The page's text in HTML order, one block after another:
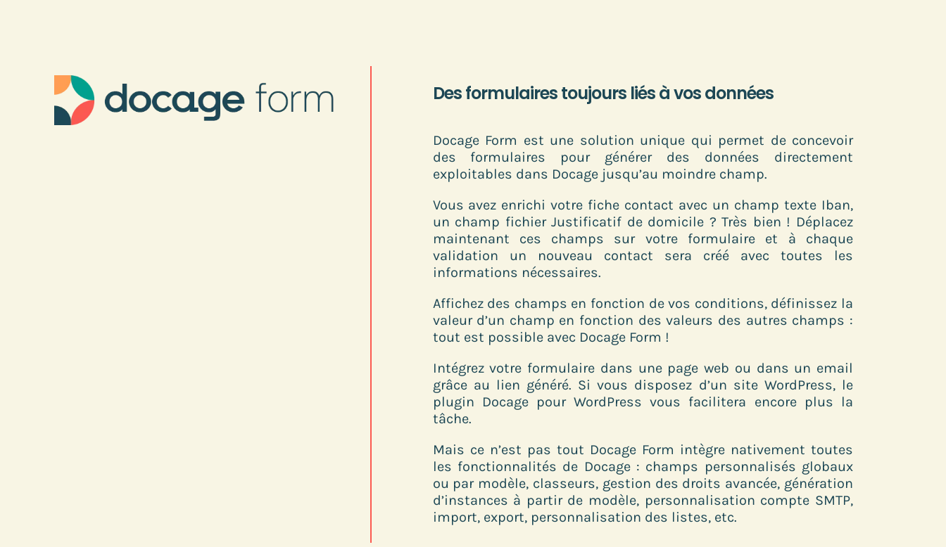
Des formulaires toujours liés à vos données
Docage Form est une solution unique qui permet de concevoir
des formulaires pour générer des données directement
exploitables dans Docage jusqu’au moindre champ.
Vous avez enrichi votre fiche contact avec un champ texte Iban,
un champ fichier Justificatif de domicile ? Très bien ! Déplacez
maintenant ces champs sur votre formulaire et à chaque
validation un nouveau contact sera créé avec toutes les
informations nécessaires.
Affichez des champs en fonction de vos conditions, définissez la
valeur d’un champ en fonction des valeurs des autres champs :
tout est possible avec Docage Form !
Intégrez votre formulaire dans une page web ou dans un email
grâce au lien généré. Si vous disposez d’un site WordPress, le
plugin Docage pour WordPress vous facilitera encore plus la
tâche.
Mais ce n’est pas tout Docage Form intègre nativement toutes
les fonctionnalités de Docage : champs personnalisés globaux
ou par modèle, classeurs, gestion des droits avancée, génération
d’instances à partir de modèle, personnalisation compte SMTP,
import, export, personnalisation des listes, etc.